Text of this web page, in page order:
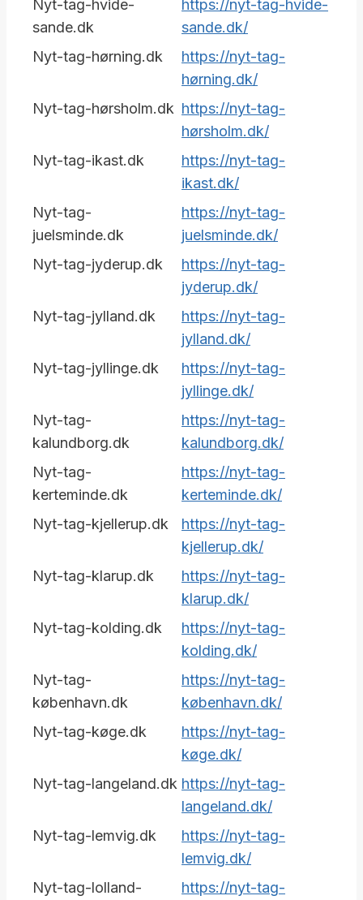
Nyt-tag-hvide-
sande.dk
https://nyt-tag-hvide-
sande.dk/
Nyt-tag-hørning.dk
https://nyt-tag-
hørning.dk/
Nyt-tag-hørsholm.dk https://nyt-tag-
hørsholm.dk/
Nyt-tag-ikast.dk
https://nyt-tag-
ikast.dk/
Nyt-tag-
juelsminde.dk
https://nyt-tag-
juelsminde.dk/
Nyt-tag-jyderup.dk
https://nyt-tag-
jyderup.dk/
Nyt-tag-jylland.dk
https://nyt-tag-
jylland.dk/
Nyt-tag-jyllinge.dk
https://nyt-tag-
jyllinge.dk/
Nyt-tag-
kalundborg.dk
https://nyt-tag-
kalundborg.dk/
Nyt-tag-
kerteminde.dk
https://nyt-tag-
kerteminde.dk/
Nyt-tag-kjellerup.dk
https://nyt-tag-
kjellerup.dk/
Nyt-tag-klarup.dk
https://nyt-tag-
klarup.dk/
Nyt-tag-kolding.dk
https://nyt-tag-
kolding.dk/
Nyt-tag-
københavn.dk
https://nyt-tag-
københavn.dk/
Nyt-tag-køge.dk
https://nyt-tag-
køge.dk/
Nyt-tag-langeland.dk https://nyt-tag-
langeland.dk/
Nyt-tag-lemvig.dk
https://nyt-tag-
lemvig.dk/
Nyt-tag-lolland-
https://nyt-tag-